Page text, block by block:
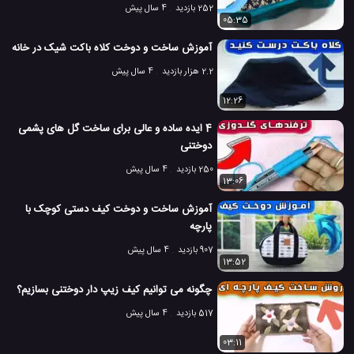
252 بازدید
4 سال پیش
05:35
آموزش ساخت و دوخت کلاه باکت شیک در خانه
2.2 هزار بازدید 4 سال پیش
12:26
4 ایده ساده و عالی برای ساخت گل های پشمی
دوختنی
250 بازدید
4 سال پیش
13:06
آموزش ساخت و دوخت کیف دستی کوچک با
پارچه
907 بازدید
4 سال پیش
13:52
چگونه می توانیم کیف زیپ دار دوختنی بسازیم؟
517 بازدید 4 سال پیش
03:11